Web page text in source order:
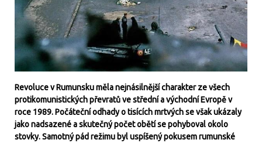
Revoluce v Rumunsku měla nejnásilnější charakter ze všech
protikomunistických převratů ve střední a východní Evropě v
roce 1989. Počáteční odhady o tisících mrtvých se však ukázaly
jako nadsazené a skutečný počet obětí se pohyboval okolo
stovky. Samotný pád režimu byl uspíšený pokusem rumunské